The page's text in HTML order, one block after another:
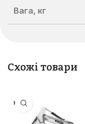
Вага, кг
Схожі товари
KRON